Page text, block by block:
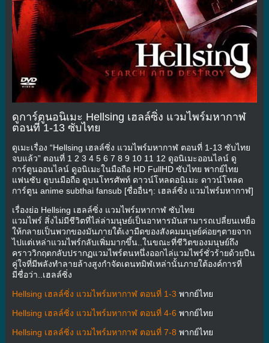
ดูการ์ตูนอนิเมะ Hellsing เฮลล์ซิ่ง แวมไพร์มหากาฬ
ตอนที่ 1-13 ซับไทย
ดูเมะเรื่อง “Hellsing เฮลล์ซิ่ง แวมไพร์มหากาฬ ตอนที่ 1-13 ซับไทย
จบแล้ว” ตอนที่ 1 2 3 4 5 6 7 8 9 10 11 12 ดูอนิเมะออนไลน์ ดู
การ์ตูนออนไลน์ ดูอนิเมะในมือถือ HD FullHD ซับไทย พากย์ไทย
แฟนซับ ดูบนมือถือ ดูบนโทรศัพท์ ดาวน์โหลดอนิเมะ ดาวน์โหลด
การ์ตูน anime subthai fansub [ชื่ออื่นๆ: เฮลล์ซิ่ง แวมไพร์มหากาฬ]
เรื่องย่อ Hellsing เฮลล์ซิ่ง แวมไพร์มหากาฬ ซับไทย
แวมไพร์ สิ่งไม่มีชีวิตที่ไล่ล่ามนุษย์เป็นอาหารมันสามารถเปลี่ยนเหยื่อ
ให้กลายเป็นพวกของมันภายใต้เงามืดของสังคมมนุษย์ค่อยๆตายจาก
ไปแต่เหล่าแวมไพร์กลับเพิ่มมากขึ้น..ในขณะที่ชีวิตของมนุษย์ถึง
คราววิกฤตกลับปรากฏแวมไพร์ตนหนึ่งออกไล่แวมไพร์ชั่วร้ายด้วยปืน
คู่ใจที่มีพลังทำลายล้างสูงกำจัดเดนทมิฬเหล่านั้นภายใต้องค์การที่
มีชื่อว่า..เฮลล์ซิ่ง
Hellsing เฮลล์ซิ่ง แวมไพร์มหากาฬ ตอนที่ 1-3 พากย์ไทย
Hellsing เฮลล์ซิ่ง แวมไพร์มหากาฬ ตอนที่ 4-6 พากย์ไทย
Hellsing เฮลล์ซิ่ง แวมไพร์มหากาฬ ตอนที่ 7-8 พากย์ไทย